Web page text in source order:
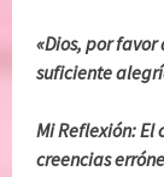
«Dios, por
suficiente
Mi Reflexión:
creencias